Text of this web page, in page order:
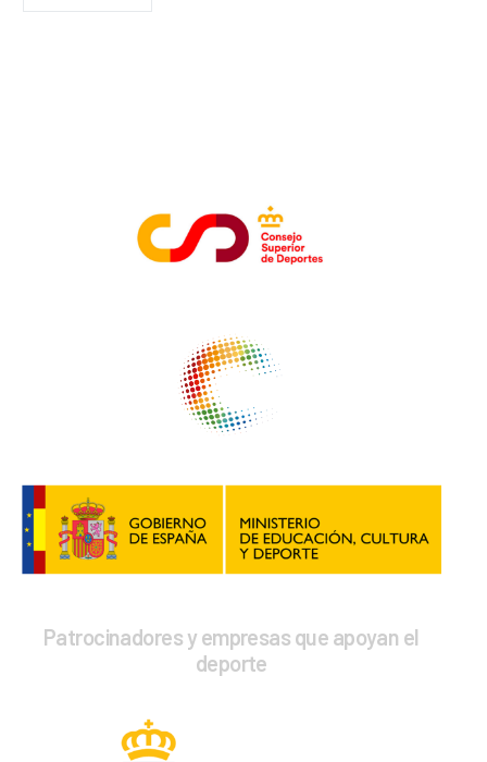
Patrocinadores y empresas que apoyan el
deporte